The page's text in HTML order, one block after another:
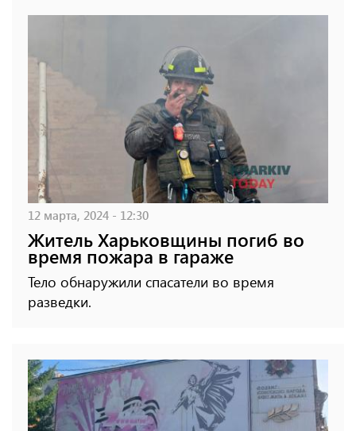
12 марта, 2024 - 12:30
Житель Харьковщины погиб во
время пожара в гараже
Тело обнаружили спасатели во время
разведки.